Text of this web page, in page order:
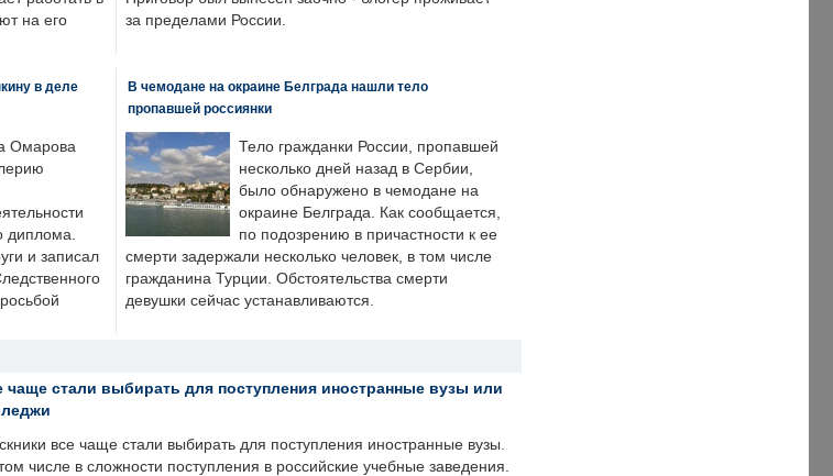
на его
за пределами России.
в деле
Омарова
диплома.
и записал
В чемодане на окраине Белграда нашли тело
пропавшей россиянки
Тело гражданки России, пропавшей
несколько дней назад в Сербии,
было обнаружено в чемодане на
окраине Белграда. Как сообщается,
по подозрению в причастности к ее
смерти задержали несколько человек, в том числе
гражданина Турции. Обстоятельства смерти
девушки сейчас устанавливаются.
чаще стали выбирать для поступления иностранные вузы или
все чаще стали выбирать для поступления иностранные вузы.
числе в сложности поступления в российские учебные заведения.